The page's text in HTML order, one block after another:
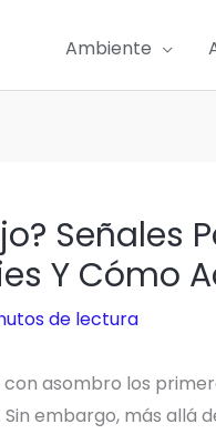
Ambiente
Señales
Y Cómo
de lectura
asombro los
embargo, más allá